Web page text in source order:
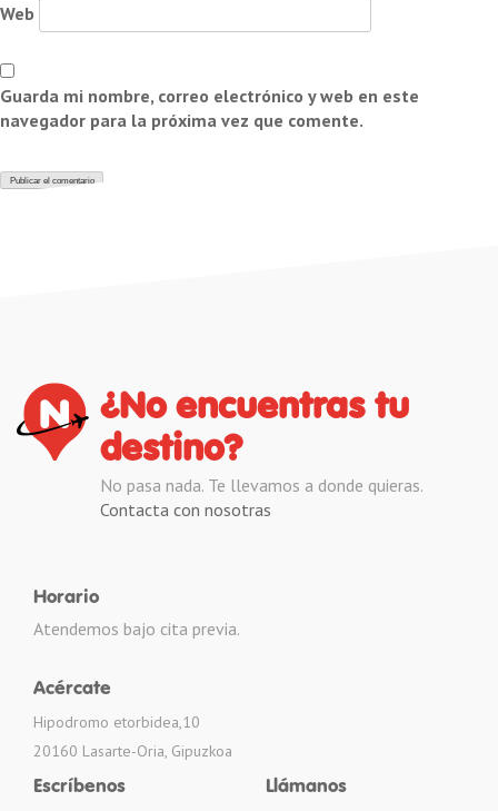
Web
Guarda mi nombre, correo electrónico y web en este
navegador para la próxima vez que comente.
¿No encuentras tu
destino?
No pasa nada. Te llevamos a donde quieras.
Contacta con nosotras
Horario
Atendemos bajo cita previa.
Acércate
Hipodromo etorbidea,10
20160 Lasarte-Oria, Gipuzkoa
Escríbenos Llámanos